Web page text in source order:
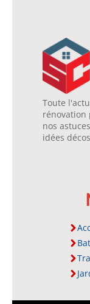
Toute
rénovation
nos
idées